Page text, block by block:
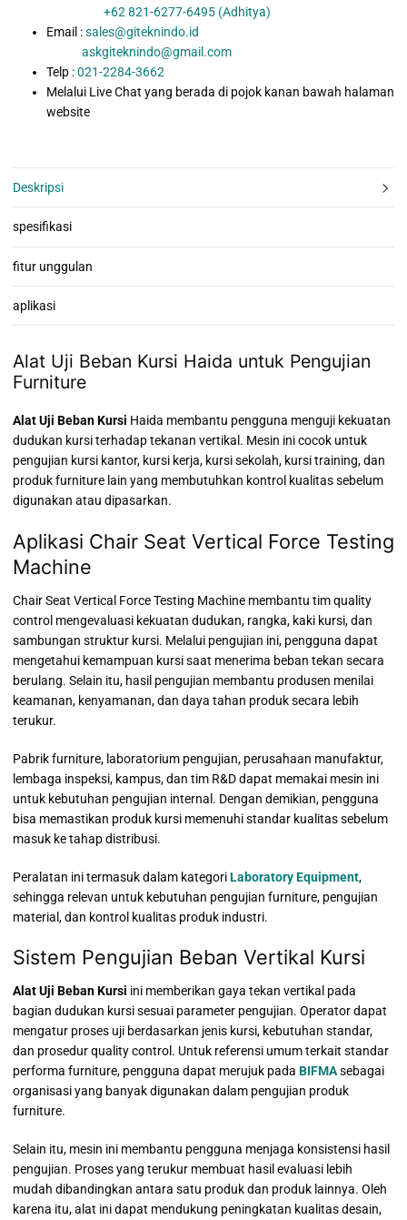
+62 821-6277-6495 (Adhitya)
Email :sales@giteknindo.id
askgiteknindo@gmail.com
Telp :021-2284-3662
Melalui Live Chat yang berada di pojok kanan bawah halaman
website
Deskripsi
spesifikasi
fitur unggulan
aplikasi
Alat Uji Beban Kursi Haida untuk Pengujian
Furniture
Alat Uji Beban Kursi Haida membantu pengguna menguji kekuatan
dudukan kursi terhadap tekanan vertikal. Mesin ini cocok untuk
pengujian kursi kantor, kursi kerja, kursi sekolah, kursi training, dan
produk furniture lain yang membutuhkan kontrol kualitas sebelum
digunakan atau dipasarkan.
Aplikasi Chair Seat Vertical Force Testing
Machine
Chair Seat Vertical Force Testing Machine membantu tim quality
control mengevaluasi kekuatan dudukan, rangka, kaki kursi, dan
sambungan struktur kursi. Melalui pengujian ini, pengguna dapat
mengetahui kemampuan kursi saat menerima beban tekan secara
berulang. Selain itu, hasil pengujian membantu produsen menilai
keamanan, kenyamanan, dan daya tahan produk secara lebih
terukur.
Pabrik furniture, laboratorium pengujian, perusahaan manufaktur,
lembaga inspeksi, kampus, dan tim R&D dapat memakai mesin ini
untuk kebutuhan pengujian internal. Dengan demikian, pengguna
bisa memastikan produk kursi memenuhi standar kualitas sebelum
masuk ke tahap distribusi.
Peralatan ini termasuk dalam kategoriLaboratory Equipment,
sehingga relevan untuk kebutuhan pengujian furniture, pengujian
material, dan kontrol kualitas produk industri.
Sistem Pengujian Beban Vertikal Kursi
Alat Uji Beban Kursi ini memberikan gaya tekan vertikal pada
bagian dudukan kursi sesuai parameter pengujian. Operator dapat
mengatur proses uji berdasarkan jenis kursi, kebutuhan standar,
dan prosedur quality control. Untuk referensi umum terkait standar
performa furniture, pengguna dapat merujuk pada BIFMAsebagai
organisasi yang banyak digunakan dalam pengujian produk
furniture.
Selain itu, mesin ini membantu pengguna menjaga konsistensi hasil
pengujian. Proses yang terukur membuat hasil evaluasi lebih
mudah dibandingkan antara satu produk dan produk lainnya. Oleh
karena itu, alat ini dapat mendukung peningkatan kualitas desain,